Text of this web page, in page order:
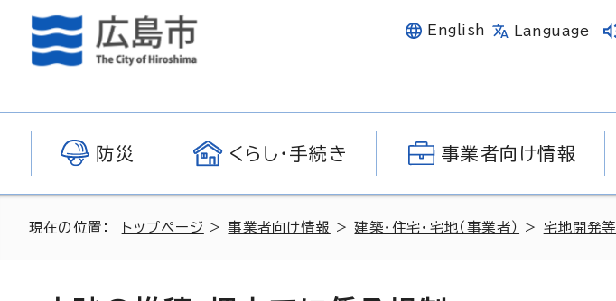
English Language
防災 くらし・手続き 事業者向け情報
現在の位置： トップページ >事業者向け情報 >建築・住宅・宅地（事業者） > 宅地開発等